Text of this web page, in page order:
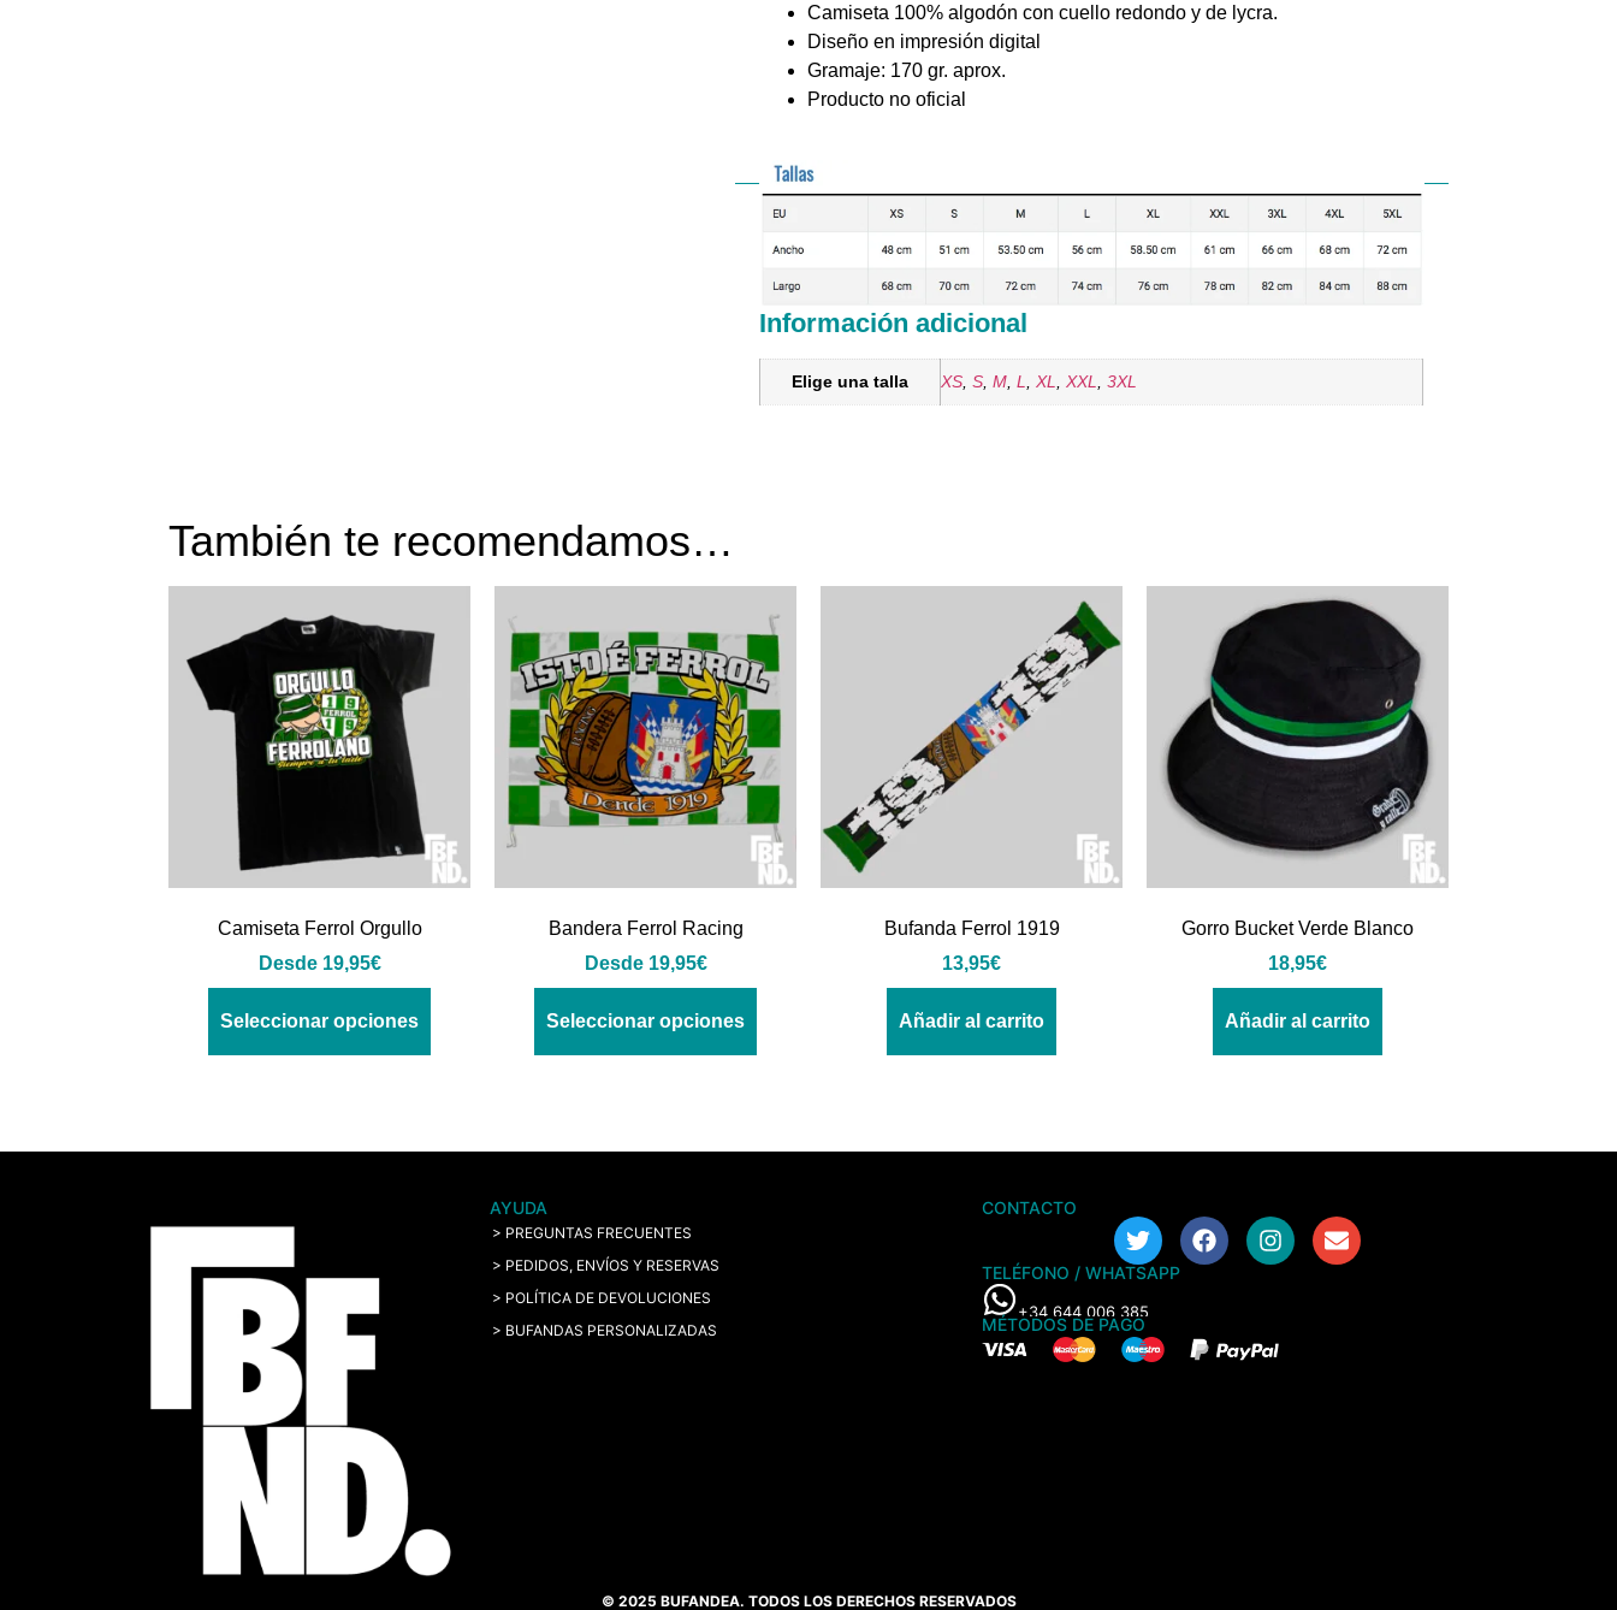
Camiseta 100% algodón con cuello redondo y de lycra.
Diseño en impresión digital
Gramaje: 170 gr. aprox.
Producto no oficial
Información adicional
Elige una talla XS,S,M,L,XL,XXL,3XL
También te recomendamos…
Camiseta Ferrol Orgullo
Desde 19,95€
Seleccionar opciones
Bandera Ferrol Racing
Desde 19,95€
Seleccionar opciones
Bufanda Ferrol 1919
13,95€
Añadir al carrito
Gorro Bucket Verde Blanco
18,95€
Añadir al carrito
AYUDA
> PREGUNTAS FRECUENTES
> PEDIDOS, ENVÍOS Y RESERVAS
> POLÍTICA DE DEVOLUCIONES
> BUFANDAS PERSONALIZADAS
CONTACTO
TELÉFONO / WHATSAPP
+34 644 006 385
MÉTODOS DE PAGO
© 2025 BUFANDEA. TODOS LOS DERECHOS RESERVADOS